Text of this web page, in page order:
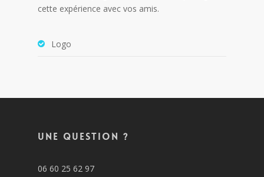
cette expérience avec vos amis.
Logo
Une question ?
06 60 25 62 97